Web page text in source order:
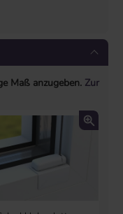
Maß anzugeben. Zur